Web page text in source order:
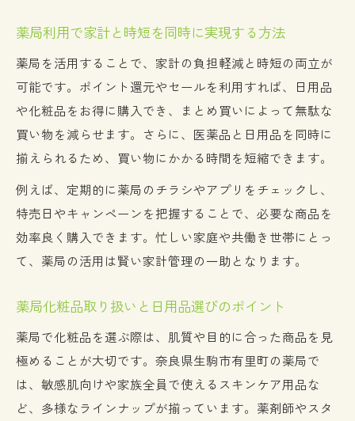
薬局利用で家計と時短を同時に実現する方法
薬局を活用することで、家計の負担軽減と時短の両立が
可能です。ポイント還元やセールを利用すれば、日用品
や化粧品をお得に購入でき、まとめ買いによって無駄な
買い物を減らせます。さらに、医薬品と日用品を同時に
揃えられるため、買い物にかかる時間を短縮できます。
例えば、定期的に薬局のチラシやアプリをチェックし、
特売日やキャンペーンを把握することで、必要な商品を
効率良く購入できます。忙しい家庭や共働き世帯にとっ
て、薬局の活用は賢い家計管理の一助となります。
薬局化粧品取り扱いと日用品選びのポイント
薬局で化粧品を選ぶ際は、肌質や目的に合った商品を見
極めることが大切です。奈良県生駒市有里町の薬局で
は、敏感肌向けや家族全員で使えるスキンケア用品な
ど、多様なラインナップが揃っています。薬剤師やスタ